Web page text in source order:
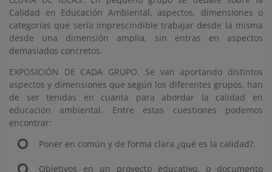
Calidad en Educación Ambiental, aspectos, dimensiones o
categorías que sería imprescindible trabajar desde la misma
desde una dimensión amplia, sin entras en aspectos
demasiados concretos.
EXPOSICIÓN DE CADA GRUPO. Se van aportando distintos
aspectos y dimensiones que según los diferentes grupos, han
de ser tenidas en cuanta para abordar la calidad en
educación ambiental. Entre estas cuestiones podemos
encontrar:
Poner en común y de forma clara ¿qué es la calidad?.
Objetivos en un proyecto educativo, o documento